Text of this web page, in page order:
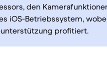
den
iOS-Betriebssystem,
profitiert.